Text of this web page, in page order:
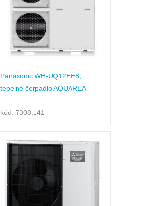
Panasonic WH-UQ12HE8,
tepelné čerpadlo AQUAREA
kód: 7308.141